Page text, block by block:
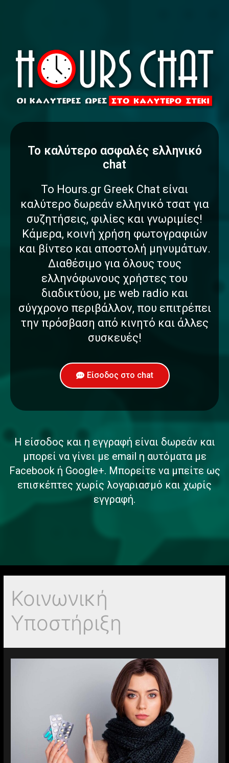
To καλύτερο ασφαλές ελληνικό
chat
Το Hours.gr Greek Chat είναι
καλύτερο δωρεάν ελληνικό τσατ για
συζητήσεις, φιλίες και γνωριμίες!
Κάμερα, κοινή χρήση φωτογραφιών
και βίντεο και αποστολή μηνυμάτων.
Διαθέσιμο για όλους τους
ελληνόφωνους χρήστες του
διαδικτύου, με web radio και
σύγχρονο περιβάλλον, που επιτρέπει
την πρόσβαση από κινητό και άλλες
συσκευές!
Είσοδος στο chat
Η είσοδος και η εγγραφή είναι δωρεάν και
μπορεί να γίνει με email η αυτόματα με
Facebook ή Google+. Μπορείτε να μπείτε ως
επισκέπτες χωρίς λογαριασμό και χωρίς
εγγραφή.
Κοινωνική
Υποστήριξη